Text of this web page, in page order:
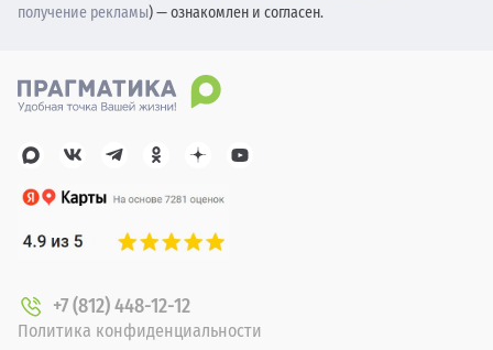
получение рекламы) — ознакомлен и согласен.
+7 (812) 448-12-12
Политика конфиденциальности